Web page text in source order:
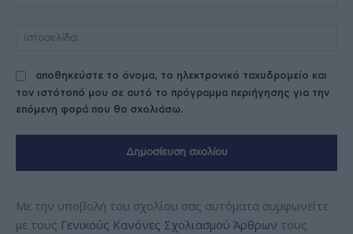
αποθηκεύστε το όνομα, το ηλεκτρονικό ταχυδρομείο και
τον ιστότοπό μου σε αυτό το πρόγραμμα περιήγησης για την
επόμενη φορά που θα σχολιάσω.
Με την υποβολή του σχολίου σας αυτόματα συμφωνείτε
με τους Γενικούς Κανόνες Σχολιασμού Άρθρων τους